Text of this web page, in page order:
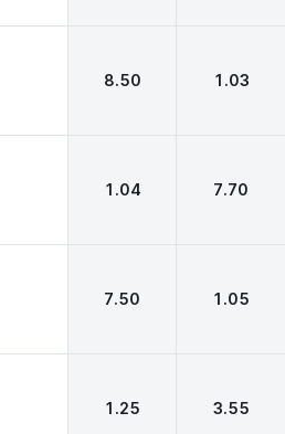
8.50 1.03
1.04 7.70
7.50 1.05
1.25 3.55